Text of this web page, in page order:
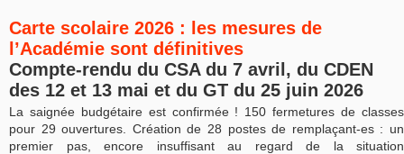
Carte scolaire 2026 : les mesures de
l’Académie sont définitives
Compte-rendu du CSA du 7 avril, du CDEN
des 12 et 13 mai et du GT du 25 juin 2026
La saignée budgétaire est confirmée ! 150 fermetures de classes
pour 29 ouvertures. Création de 28 postes de remplaçant-es : un
premier pas, encore insuffisant au regard de la situation